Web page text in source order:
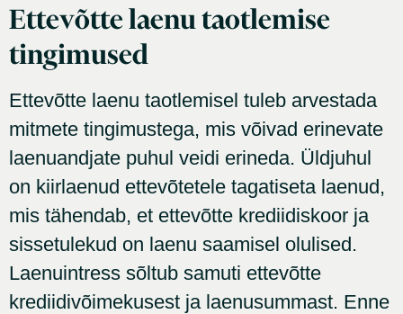
Ettevõtte laenu taotlemise
tingimused
Ettevõtte laenu taotlemisel tuleb arvestada
mitmete tingimustega, mis võivad erinevate
laenuandjate puhul veidi erineda. Üldjuhul
on kiirlaenud ettevõtetele tagatiseta laenud,
mis tähendab, et ettevõtte krediidiskoor ja
sissetulekud on laenu saamisel olulised.
Laenuintress sõltub samuti ettevõtte
krediidivõimekusest ja laenusummast. Enne